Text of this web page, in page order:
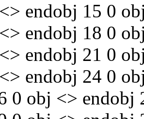
endobj 15 0
endobj 18 0
endobj 21 0
endobj 24 0
0 obj <>